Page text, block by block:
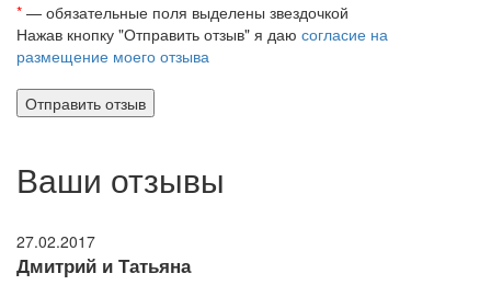
* — обязательные поля выделены звездочкой
Нажав кнопку "Отправить отзыв" я даю согласие на
размещение моего отзыва
Ваши отзывы
27.02.2017
Дмитрий и Татьяна